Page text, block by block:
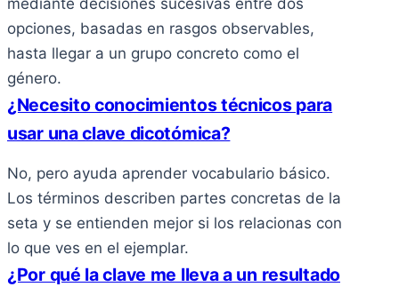
mediante decisiones sucesivas entre dos
opciones, basadas en rasgos observables,
hasta llegar a un grupo concreto como el
género.
¿Necesito conocimientos técnicos para
usar una clave dicotómica?
No, pero ayuda aprender vocabulario básico.
Los términos describen partes concretas de la
seta y se entienden mejor si los relacionas con
lo que ves en el ejemplar.
¿Por qué la clave me lleva a un resultado